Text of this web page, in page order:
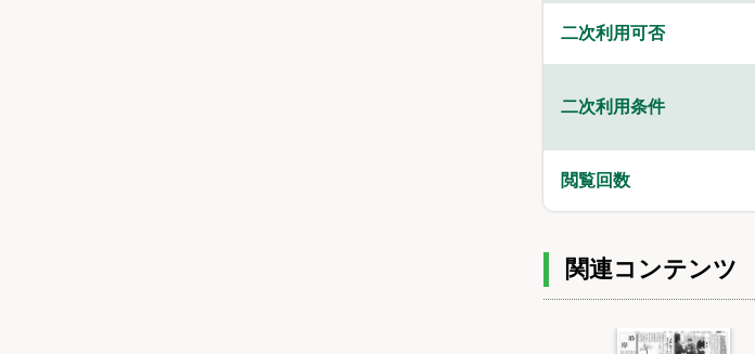
二次利用可否
二次利用条件
閲覧回数
関連コンテンツ